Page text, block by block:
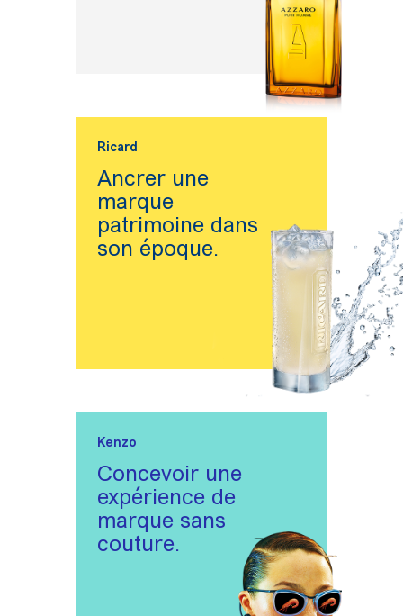
Ricard
Ancrer une
marque
patrimoine dans
son époque.
Kenzo
Concevoir une
expérience de
marque sans
couture.